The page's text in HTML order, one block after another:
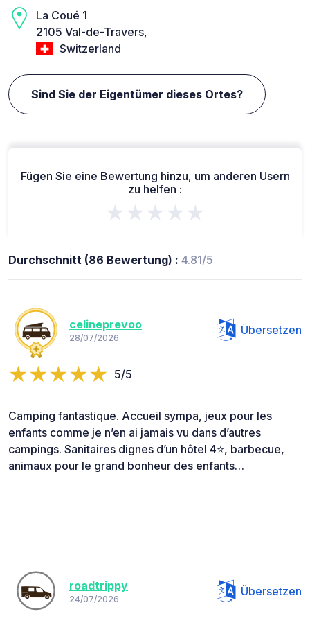
La Coué 1
2105 Val-de-Travers,
Switzerland
Sind Sie der Eigentümer dieses Ortes?
Fügen Sie eine Bewertung hinzu, um anderen Usern
zu helfen :
★★★★★
Durchschnitt (86 Bewertung) : 4.81/5
celineprevoo
28/07/2026
Übersetzen
5/5
Camping fantastique. Accueil sympa, jeux pour les
enfants comme je n’en ai jamais vu dans d’autres
campings. Sanitaires dignes d’un hôtel 4⭐️, barbecue,
animaux pour le grand bonheur des enfants…
roadtrippy
24/07/2026
Übersetzen